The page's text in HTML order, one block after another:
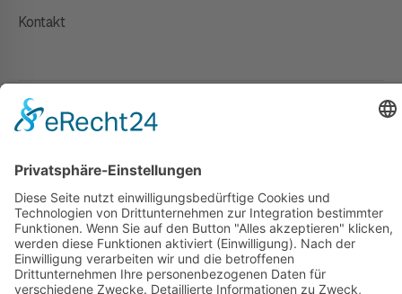
Kontakt
© 2026 JUWELIER STEIGER
VERTRAG WIDERRUFEN
PERFORMANCE BY ·GREITMANN